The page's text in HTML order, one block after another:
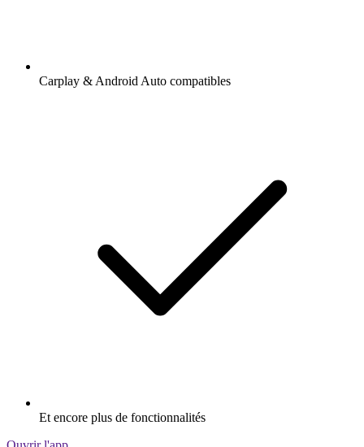
Carplay & Android Auto compatibles
Et encore plus de fonctionnalités